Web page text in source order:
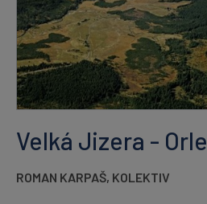
Velká Jizera - Orle
ROMAN KARPAŠ, KOLEKTIV